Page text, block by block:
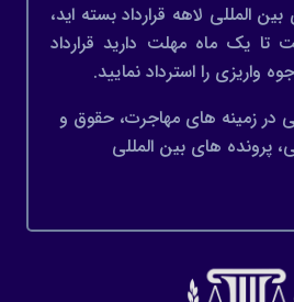
المللی لاهه قرارداد بسته اید،
یک ماه مهلت دارید قرارداد
واریزی را استرداد نمایید.
در زمینه های مهاجرت، حقوق و
پرونده های بین المللی